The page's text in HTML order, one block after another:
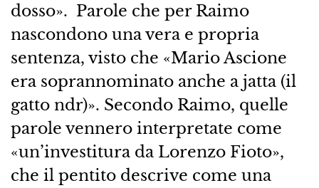
dosso». Parole che per Raimo
nascondono una vera e propria
sentenza, visto che «Mario Ascione
era soprannominato anche a jatta (il
gatto ndr)». Secondo Raimo, quelle
parole vennero interpretate come
«un’investitura da Lorenzo Fioto»,
che il pentito descrive come una